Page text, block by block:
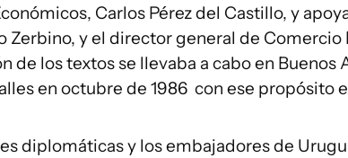
Carlos Pérez del Castillo, y
Zerbino, y el director general de Comercio
de los textos se llevaba a cabo en Buenos
en octubre de 1986 con ese propósito
diplomáticas y los embajadores de